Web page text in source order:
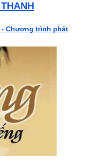
- Chương trình phát